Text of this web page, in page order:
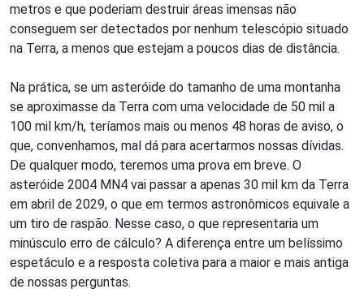
metros e que poderiam destruir áreas imensas não
conseguem ser detectados por nenhum telescópio situado
na Terra, a menos que estejam a poucos dias de distância.
Na prática, se um asteróide do tamanho de uma montanha
se aproximasse da Terra com uma velocidade de 50 mil a
100 mil km/h, teríamos mais ou menos 48 horas de aviso, o
que, convenhamos, mal dá para acertarmos nossas dívidas.
De qualquer modo, teremos uma prova em breve. O
asteróide 2004 MN4 vai passar a apenas 30 mil km da Terra
em abril de 2029, o que em termos astronômicos equivale a
um tiro de raspão. Nesse caso, o que representaria um
minúsculo erro de cálculo? A diferença entre um belíssimo
espetáculo e a resposta coletiva para a maior e mais antiga
de nossas perguntas.